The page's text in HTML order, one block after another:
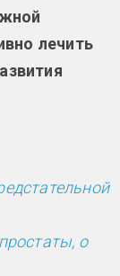
лечить
о